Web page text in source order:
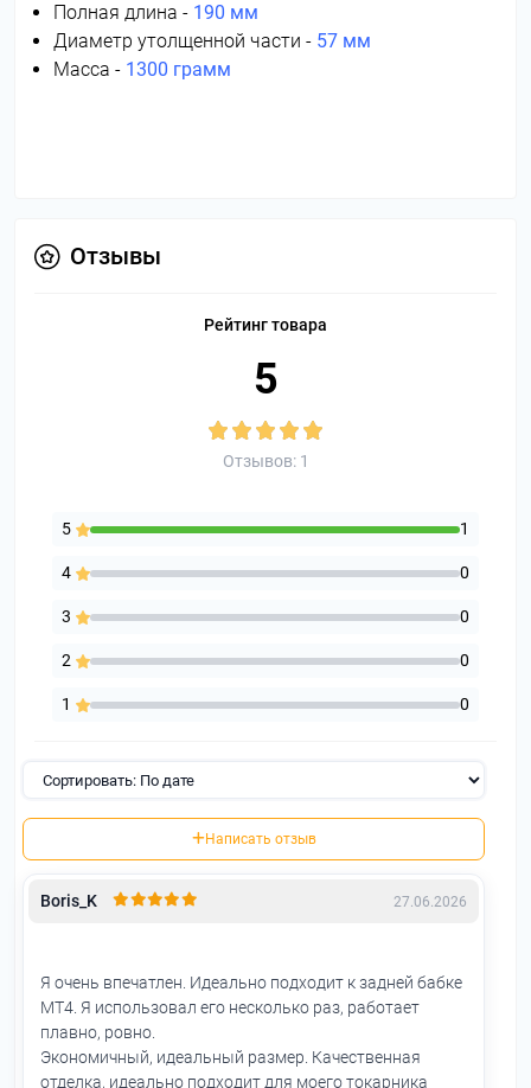
Полная длина - 190 мм
Диаметр утолщенной части - 57 мм
Масса - 1300 грамм
Отзывы
Рейтинг товара
5
Отзывов: 1
5 1
4 0
3 0
2 0
1 0
Написать отзыв
Boris_K 27.06.2026
Я очень впечатлен. Идеально подходит к задней бабке
MT4. Я использовал его несколько раз, работает
плавно, ровно.
Экономичный, идеальный размер. Качественная
отделка, идеально подходит для моего токарника